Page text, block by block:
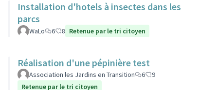
Installation d'hotels à insectes dans les
parcs
WaLo 6 8 Retenue par le tri citoyen
Réalisation d'une pépinière test
Association les Jardins en Transition 6
9
Retenue par le tri citoyen